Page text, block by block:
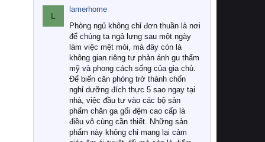
L
lamerhome
Phòng ngủ không chỉ đơn thuần là nơi
để chúng ta ngả lưng sau một ngày
làm việc mệt mỏi, mà đây còn là
không gian riêng tư phản ánh gu thẩm
mỹ và phong cách sống của gia chủ.
Để biến căn phòng trở thành chốn
nghỉ dưỡng đích thực 5 sao ngay tại
nhà, việc đầu tư vào các bộ sản
phẩm chăn ga gối đệm cao cấp là
điều vô cùng cần thiết. Những sản
phẩm này không chỉ mang lại cảm